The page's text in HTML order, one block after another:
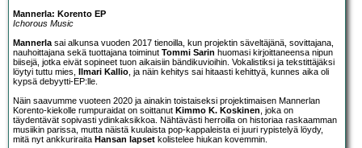
Mannerla: Korento EP
Ichorous Music
Mannerla sai alkunsa vuoden 2017 tienoilla, kun projektin säveltäjänä, sovittajana,
nauhoittajana sekä tuottajana toiminut Tommi Sarin huomasi kirjoittaneensa nipun
biisejä, jotka eivät sopineet tuon aikaisiin bändikuvioihin. Vokalistiksi ja tekstittäjäksi
löytyi tuttu mies, Ilmari Kallio , ja näin kehitys sai hitaasti kehittyä, kunnes aika oli
kypsä debyytti-EP:lle.
Näin saavumme vuoteen 2020 ja ainakin toistaiseksi projektimaisen Mannerlan
Korento-kiekolle rumpuraidat on soittanut Kimmo K. Koskinen , joka on
täydentävät sopivasti ydinkaksikkoa. Nähtävästi herroilla on historiaa raskaamman
musiikin parissa, mutta näistä kuulaista pop-kappaleista ei juuri rypistelyä löydy,
mitä nyt ankkuriraita Hansan lapset kolistelee hiukan kovemmin.